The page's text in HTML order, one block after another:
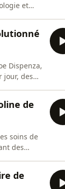
et
Dispenza,
jour, des
de
soins de
des
de